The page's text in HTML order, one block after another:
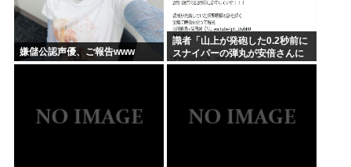
嫌儲公認声優、ご報告www
識者「山上が発砲した0.2秒前に
スナイパーの弾丸が安倍さんに
当たっていた！」 これ。